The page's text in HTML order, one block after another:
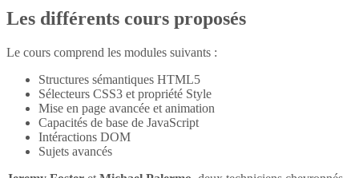
Les différents cours proposés
Le cours comprend les modules suivants :
Structures sémantiques HTML5
Sélecteurs CSS3 et propriété Style
Mise en page avancée et animation
Capacités de base de JavaScript
Intéractions DOM
Sujets avancés